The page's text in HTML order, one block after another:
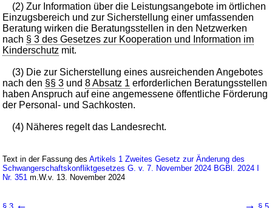
(2) Zur Information über die Leistungsangebote im örtlichen
Einzugsbereich und zur Sicherstellung einer umfassenden
Beratung wirken die Beratungsstellen in den Netzwerken
nach § 3 des Gesetzes zur Kooperation und Information im
Kinderschutz mit.
(3) Die zur Sicherstellung eines ausreichenden Angebotes
nach den §§ 3 und8 Absatz 1 erforderlichen Beratungsstellen
haben Anspruch auf eine angemessene öffentliche Förderung
der Personal- und Sachkosten.
(4) Näheres regelt das Landesrecht.
Text in der Fassung desArtikels 1 Zweites Gesetz zur Änderung des
Schwangerschaftskonfliktgesetzes G. v. 7. November 2024 BGBl. 2024 I
Nr. 351 m.W.v. 13. November 2024
← →